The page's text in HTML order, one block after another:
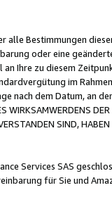
alle Bestimmungen
oder eine
Ihre zu diesem
im
nach dem Datum, an
WIRKSAMWERDENS
SIND,
Services SAS
für Sie und